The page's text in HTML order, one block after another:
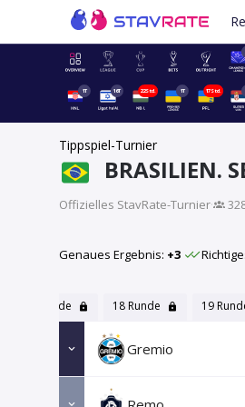
1T 16T 22Std. 1T 17Std.
Tippspiel-Turnier
BRASILIEN.
Offizielles StavRate-Turnier·
Genaues Ergebnis: +3
17 Runde 18 Runde 19
Gremio